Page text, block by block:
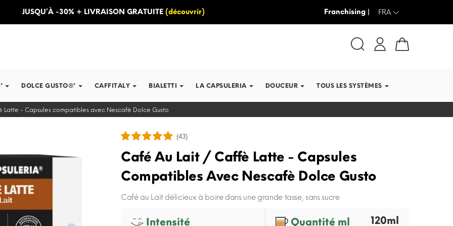
JUSQU’À -30% + LIVRAISON GRATUITE (découvrir) JUSQU’À -30% + LIVRAISON
Franchising | FRA
DOLCE GUSTO®* CAFFITALY BIALETTI LA CAPSULERIA DOUCEUR TOUS LES SYSTÈMES
Latte - Capsules compatibles avec Nescafè Dolce Gusto
(43)
Café Au Lait / Caffè Latte - Capsules
Compatibles Avec Nescafè Dolce Gusto
Café au Lait délicieux à boire dans une grande tasse, sans sucre
Intensité Quantité ml 120ml